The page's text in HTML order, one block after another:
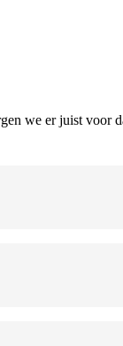
we er juist voor